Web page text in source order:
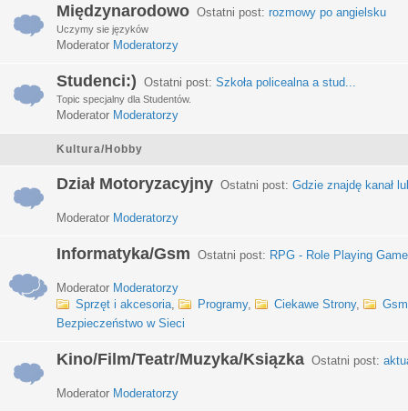
Międzynarodowo Ostatni post: rozmowy po angielsku
Uczymy sie języków
Moderator Moderatorzy
Studenci:) Ostatni post: Szkoła policealna a stud...
Topic specjalny dla Studentów.
Moderator Moderatorzy
Kultura/Hobby
Dział Motoryzacyjny Ostatni post: Gdzie znajdę kanał
Moderator Moderatorzy
Informatyka/Gsm Ostatni post: RPG - Role Playing
Moderator Moderatorzy
Sprzęt i akcesoria, Programy, Ciekawe Strony,
Gsm
Bezpieczeństwo w Sieci
Kino/Film/Teatr/Muzyka/Ksiązka Ostatni post:
Moderator Moderatorzy